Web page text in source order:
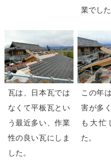
業でした
瓦は、日本瓦では
なくて平板瓦とい
う最近多い、作業
性の良い瓦にしま
した。
この年
害が多
も大忙
た。